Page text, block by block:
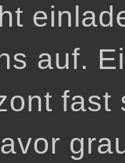
auf.
fast